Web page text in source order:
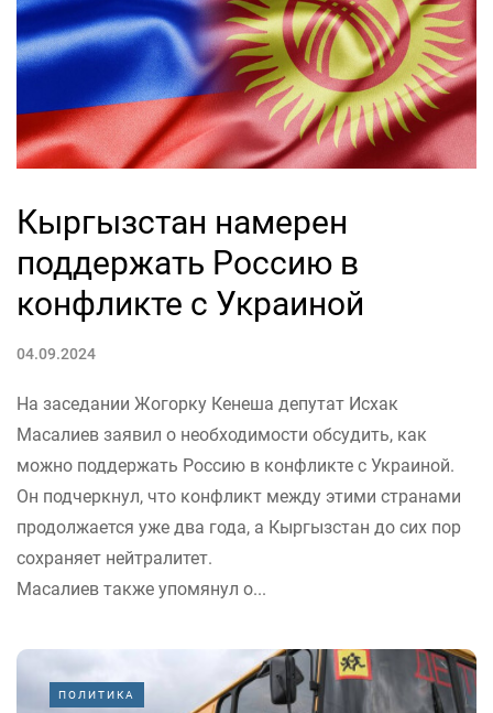
Кыргызстан намерен
поддержать Россию в
конфликте с Украиной
04.09.2024
На заседании Жогорку Кенеша депутат Исхак
Масалиев заявил о необходимости обсудить, как
можно поддержать Россию в конфликте с Украиной.
Он подчеркнул, что конфликт между этими странами
продолжается уже два года, а Кыргызстан до сих пор
сохраняет нейтралитет.
Масалиев также упомянул о...
ПОЛИТИКА